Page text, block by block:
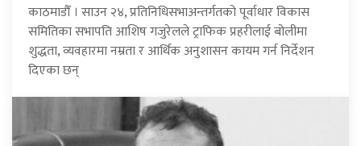
काठमाडौँ । साउन २४, प्रतिनिधिसभाअन्तर्गतको पूर्वाधार विकास
समितिका सभापति आशिष गजुरेलले ट्राफिक प्रहरीलाई बोलीमा
शुद्धता, व्यवहारमा नम्रता र आर्थिक अनुशासन कायम गर्न निर्देशन
दिएका छन्